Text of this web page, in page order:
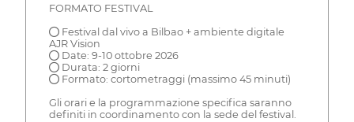
FORMATO FESTIVAL
● Festival dal vivo a Bilbao + ambiente digitale
AJR Vision
● Date: 9-10 ottobre 2026
● Durata: 2 giorni
● Formato: cortometraggi (massimo 45 minuti)
Gli orari e la programmazione specifica saranno
definiti in coordinamento con la sede del festival.